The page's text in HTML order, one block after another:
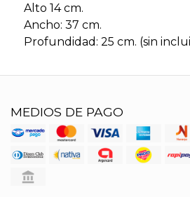
Alto 14 cm.
Ancho: 37 cm.
Profundidad: 25 cm. (sin
MEDIOS DE PAGO